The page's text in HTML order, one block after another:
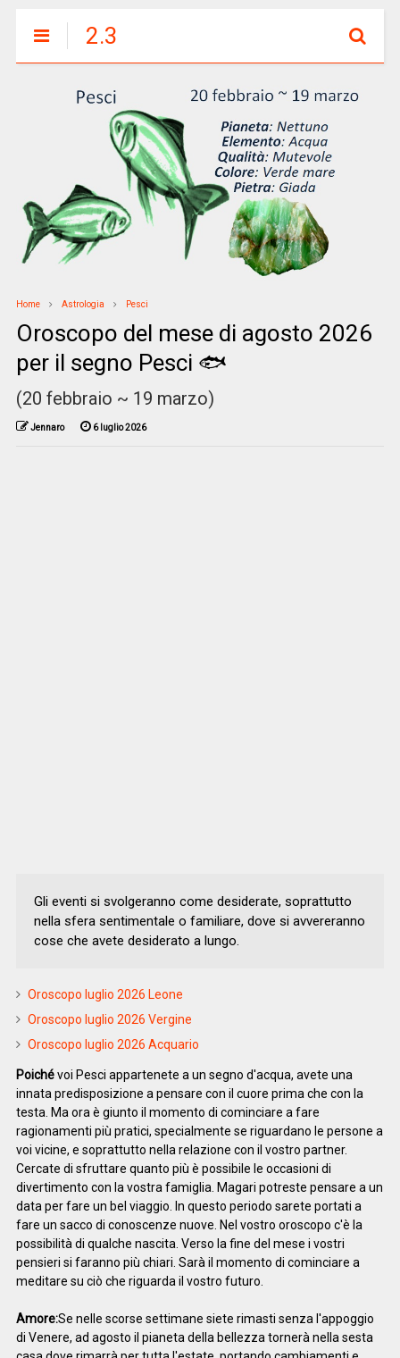
2.3
Home Astrologia Pesci
Oroscopo del mese di agosto 2026
per il segno Pesci 🐟
(20 febbraio ~ 19 marzo)
Jennaro 6 luglio 2026
Gli eventi si svolgeranno come desiderate, soprattutto
nella sfera sentimentale o familiare, dove si avvereranno
cose che avete desiderato a lungo.
Oroscopo luglio 2026 Leone
Oroscopo luglio 2026 Vergine
Oroscopo luglio 2026 Acquario
Poichévoi Pesci appartenete a un segno d'acqua, avete una
innata predisposizione a pensare con il cuore prima che con la
testa. Ma ora è giunto il momento di cominciare a fare
ragionamenti più pratici, specialmente se riguardano le persone a
voi vicine, e soprattutto nella relazione con il vostro partner.
Cercate di sfruttare quanto più è possibile le occasioni di
divertimento con la vostra famiglia. Magari potreste pensare a un
data per fare un bel viaggio. In questo periodo sarete portati a
fare un sacco di conoscenze nuove. Nel vostro oroscopo c'è la
possibilità di qualche nascita. Verso la fine del mese i vostri
pensieri si faranno più chiari. Sarà il momento di cominciare a
meditare su ciò che riguarda il vostro futuro.
Amore:Se nelle scorse settimane siete rimasti senza l'appoggio
di Venere, ad agosto il pianeta della bellezza tornerà nella sesta